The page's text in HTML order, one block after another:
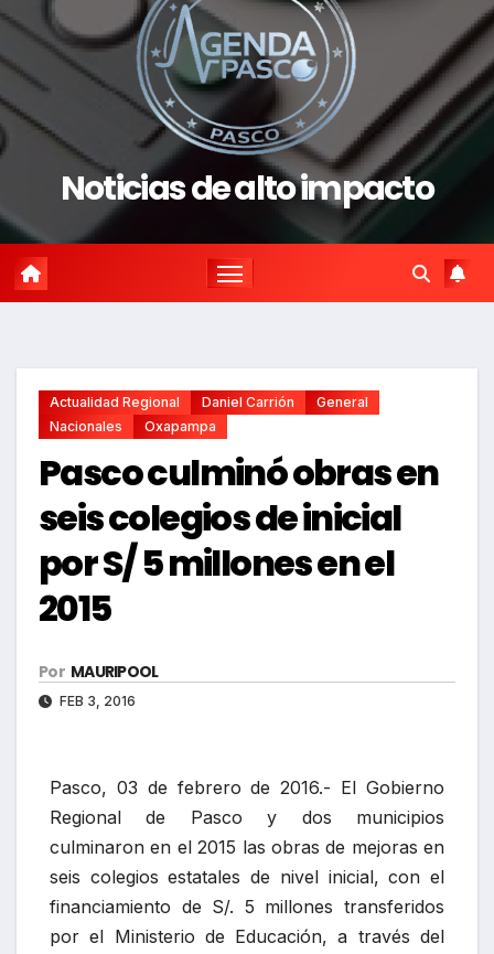
Noticias de alto impacto
Actualidad Regional Daniel Carrión
General
Nacionales
Oxapampa
Pasco culminó obras en
seis colegios de inicial
por S/ 5 millones en el
2015
Por MAURIPOOL
FEB 3, 2016
Pasco, 03 de febrero de 2016.- El Gobierno
Regional de Pasco y dos municipios
culminaron en el 2015 las obras de mejoras en
seis colegios estatales de nivel inicial, con el
financiamiento de S/. 5 millones transferidos
por el Ministerio de Educación, a través del